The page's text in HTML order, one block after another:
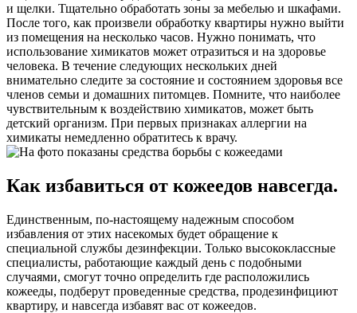
и щелки. Тщательно обработать зоны за мебелью и шкафами.
После того, как произвели обработку квартиры нужно выйти
из помещения на несколько часов. Нужно понимать, что
использование химикатов может отразиться и на здоровье
человека. В течение следующих нескольких дней
внимательно следите за состояние и состоянием здоровья все
членов семьи и домашних питомцев. Помните, что наиболее
чувствительным к воздействию химикатов, может быть
детский организм. При первых признаках аллергии на
химикаты немедленно обратитесь к врачу.
Как избавиться от кожеедов навсегда.
Единственным, по-настоящему надежным способом
избавления от этих насекомых будет обращение к
специальной службы дезинфекции. Только высококлассные
специалисты, работающие каждый день с подобными
случаями, смогут точно определить где расположились
кожееды, подберут проведенные средства, продезинфициют
квартиру, и навсегда избавят вас от кожеедов.